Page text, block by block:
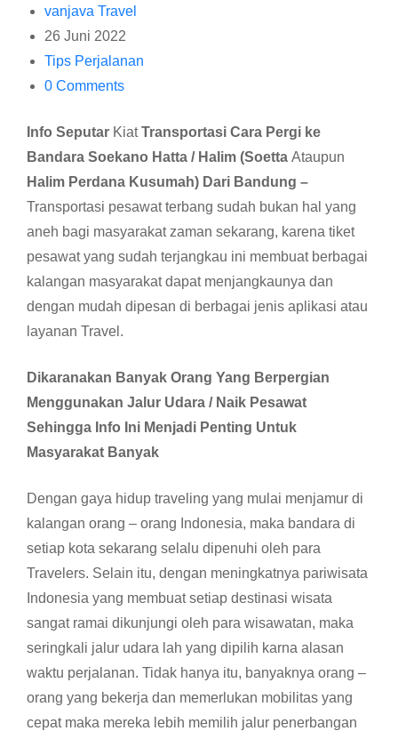
vanjava Travel
26 Juni 2022
Tips Perjalanan
0 Comments
Info Seputar KiatTransportasi Cara Pergi ke
Bandara Soekano Hatta / Halim (Soetta Ataupun
Halim Perdana Kusumah) Dari Bandung –
Transportasi pesawat terbang sudah bukan hal yang
aneh bagi masyarakat zaman sekarang, karena tiket
pesawat yang sudah terjangkau ini membuat berbagai
kalangan masyarakat dapat menjangkaunya dan
dengan mudah dipesan di berbagai jenis aplikasi atau
layanan Travel.
Dikaranakan Banyak Orang Yang Berpergian
Menggunakan Jalur Udara / Naik Pesawat
Sehingga Info Ini Menjadi Penting Untuk
Masyarakat Banyak
Dengan gaya hidup traveling yang mulai menjamur di
kalangan orang – orang Indonesia, maka bandara di
setiap kota sekarang selalu dipenuhi oleh para
Travelers. Selain itu, dengan meningkatnya pariwisata
Indonesia yang membuat setiap destinasi wisata
sangat ramai dikunjungi oleh para wisawatan, maka
seringkali jalur udara lah yang dipilih karna alasan
waktu perjalanan. Tidak hanya itu, banyaknya orang –
orang yang bekerja dan memerlukan mobilitas yang
cepat maka mereka lebih memilih jalur penerbangan